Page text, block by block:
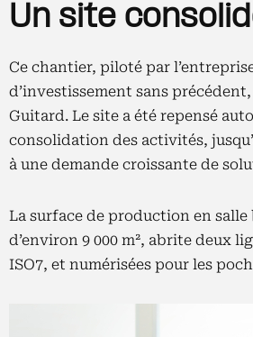
Un site
Ce chantier, piloté par
d’investissement sans
Guitard. Le site a été repensé
consolidation des activités,
à une demande croissante de
La surface de production en
d’environ 9 000 m², abrite deux
ISO7, et numérisées pour les